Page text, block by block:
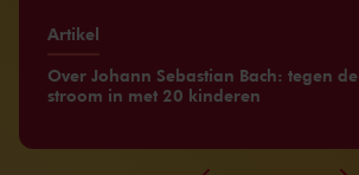
Artikel
Over Johann Sebastian Bach: tegen de
stroom in met 20 kinderen